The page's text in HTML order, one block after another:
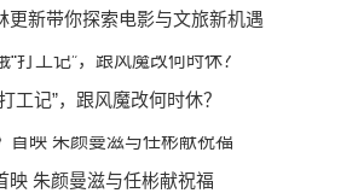
更新带你探索电影与文旅新机遇
工记”，跟风魔改何时休？
映 朱颜曼滋与任彬献祝福